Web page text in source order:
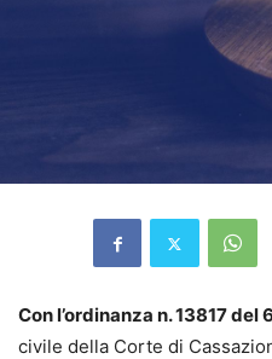
Con l’ordinanza n. 13817 del
civile della Corte di